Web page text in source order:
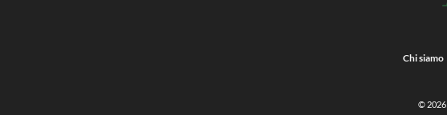
Chi siamo
© 2026